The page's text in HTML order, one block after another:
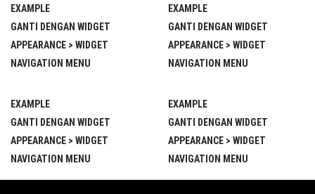
EXAMPLE
GANTI DENGAN WIDGET
APPEARANCE > WIDGET
NAVIGATION MENU
EXAMPLE
GANTI DENGAN WIDGET
APPEARANCE > WIDGET
NAVIGATION MENU
EXAMPLE
GANTI DENGAN WIDGET
APPEARANCE > WIDGET
NAVIGATION MENU
EXAMPLE
GANTI DENGAN WIDGET
APPEARANCE > WIDGET
NAVIGATION MENU